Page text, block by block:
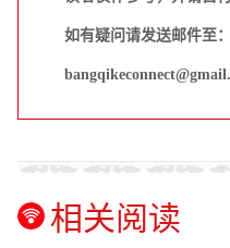
如有疑问请发送邮件至：
相关阅读